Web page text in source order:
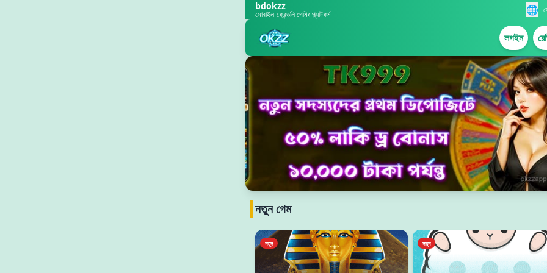
bdokzz
মোবাইল-ফ্রেন্ডলি গেমিং প্ল্যাটফর্ম 🌐
লগইন
নতুন গেম
নতুন নতুন